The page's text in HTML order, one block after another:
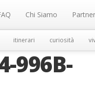
Chi Siamo Partner
itinerari curiosità
996B-